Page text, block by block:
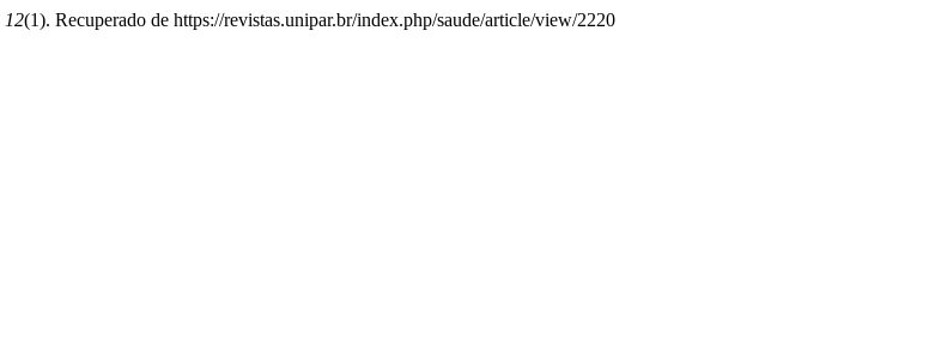
12(1). Recuperado de https://revistas.unipar.br/index.php/saude/article/view/2220